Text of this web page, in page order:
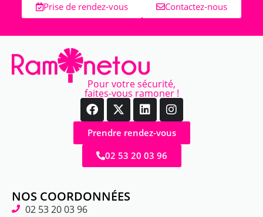
Prise de rendez-vous Contactez-nous
Pour votre sécurité,
faites-vous ramoner !
Prendre rendez-vous
02 53 20 03 96
NOS COORDONNÉES
02 53 20 03 96